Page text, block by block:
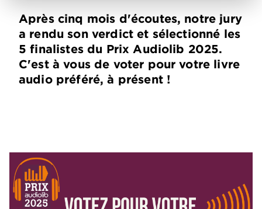
Après cinq mois d'écoutes, notre jury
a rendu son verdict et sélectionné les
5 finalistes du Prix Audiolib 2025.
C'est à vous de voter pour votre livre
audio préféré, à présent !